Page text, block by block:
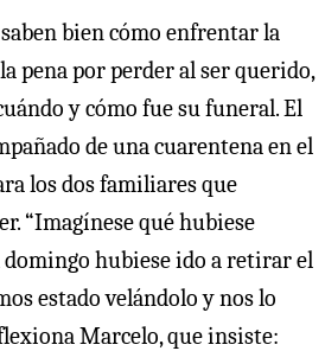
bien cómo enfrentar la
pena por perder al ser querido,
y cómo fue su funeral. El
de una cuarentena en el
los dos familiares que
“Imagínese qué hubiese
hubiese ido a retirar el
estado velándolo y nos lo
Marcelo, que insiste: